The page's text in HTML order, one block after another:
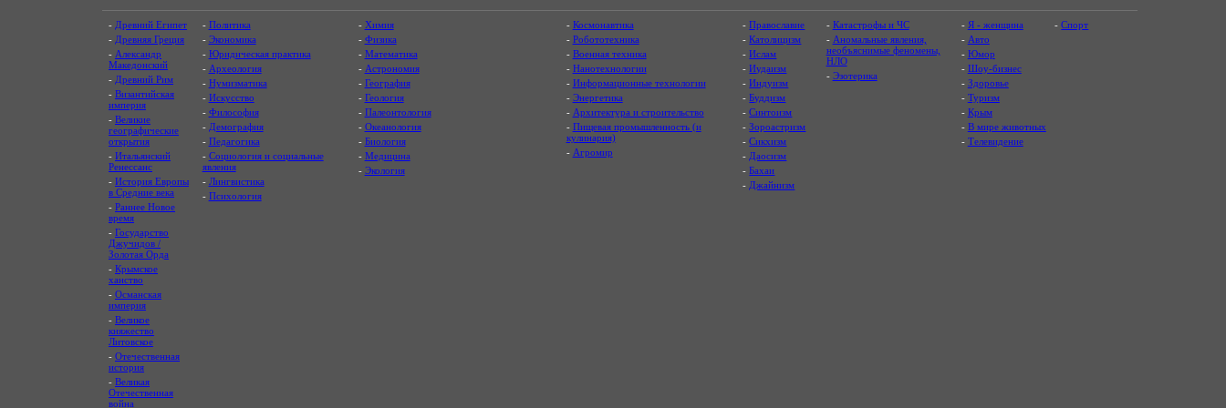
- Древний Египет
- Древняя Греция
- Александр
Македонский
- Древний Рим
- Византийская
империя
- Великие
географические
открытия
- Итальянский
Ренессанс
- История Европы
в Средние века
- Раннее Новое
время
- Государство
Джучидов /
Золотая Орда
- Крымское
ханство
- Османская
империя
- Великое
княжество
Литовское
- Отечественная
история
- Великая
Отечественная
война
- Политика
- Экономика
- Юридическая практика
- Археология
- Нумизматика
- Искусство
- Философия
- Демография
- Педагогика
- Социология и социальные
явления
- Лингвистика
- Психология
- Химия
- Физика
- Математика
- Астрономия
- География
- Геология
- Палеонтология
- Океанология
- Биология
- Медицина
- Экология
- Космонавтика
- Робототехника
- Военная техника
- Нанотехнологии
- Информационные технологии
- Энергетика
- Архитектура и строительство
- Пищевая промышленность (и
кулинария)
- Агромир
-Православие
-Католицизм
-Ислам
-Иудаизм
-Индуизм
-Буддизм
-Синтоизм
-Зороастризм
-Сикхизм
- Даосизм
-Бахаи
- Джайнизм
- Катастрофы и ЧС
- Аномальные явления,
необъяснимые феномены,
НЛО
- Эзотерика
- Я - женщина
- Авто
- Юмор
- Шоу-бизнес
- Здоровье
- Туризм
- Крым
- В мире животных
- Телевидение
-Спорт